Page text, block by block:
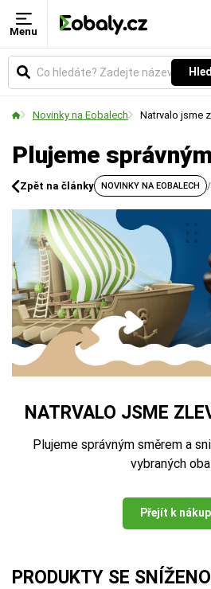
Menu
Novinky na Eobalech Natrvalo jsme
Plujeme
Zpět na články NOVINKY NA EOBALECH /
NATRVALO JSME
Plujeme správným směrem a
vybraných
Přejít k
PRODUKTY SE